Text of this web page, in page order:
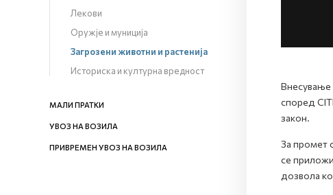
Лекови
Оружје и муниција
Загрозени животни и растенија
Историска и културна вредност
МАЛИ ПРАТКИ
УВОЗ НА ВОЗИЛА
ПРИВРЕМЕН УВОЗ НА ВОЗИЛА
Внесување
според
закон.
За промет
се
дозвола